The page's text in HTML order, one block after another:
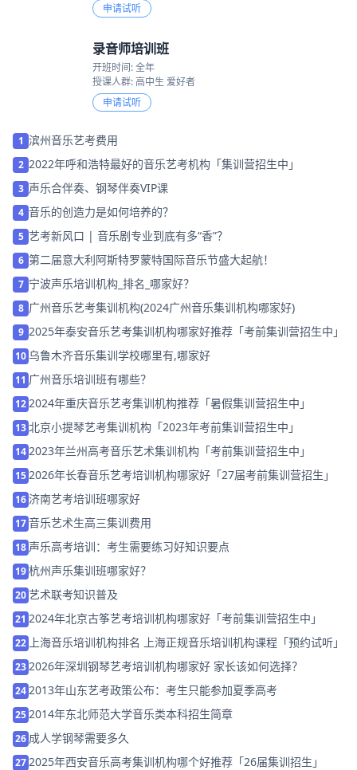
申请试听
录音师培训班
开班时间: 全年
授课人群: 高中生 爱好者
申请试听
1 滨州音乐艺考费用
2 2022年呼和浩特最好的音乐艺考机构「集训营招生中」
3 声乐合伴奏、钢琴伴奏VIP课
4 音乐的创造力是如何培养的？
5 艺考新风口 | 音乐剧专业到底有多“香”？
6 第二届意大利阿斯特罗蒙特国际音乐节盛大起航！
7 宁波声乐培训机构_排名_哪家好？
8 广州音乐艺考集训机构(2024广州音乐集训机构哪家好)
9 2025年泰安音乐艺考集训机构哪家好推荐「考前集训营招生中」
10乌鲁木齐音乐集训学校哪里有,哪家好
11 广州音乐培训班有哪些？
12 2024年重庆音乐艺考集训机构推荐「暑假集训营招生中」
13 北京小提琴艺考集训机构「2023年考前集训营招生中」
14 2023年兰州高考音乐艺术集训机构「考前集训营招生中」
15 2026年长春音乐艺考培训机构哪家好「27届考前集训营招生」
16 济南艺考培训班哪家好
17音乐艺术生高三集训费用
18 声乐高考培训：考生需要练习好知识要点
19杭州声乐集训班哪家好？
20艺术联考知识普及
21 2024年北京古筝艺考培训机构哪家好「考前集训营招生中」
22 上海音乐培训机构排名 上海正规音乐培训机构课程「预约试听」
23 2026年深圳钢琴艺考培训机构哪家好 家长该如何选择？
24 2013年山东艺考政策公布：考生只能参加夏季高考
25 2014年东北师范大学音乐类本科招生简章
26 成人学钢琴需要多久
27 2025年西安音乐高考集训机构哪个好推荐「26届集训招生」